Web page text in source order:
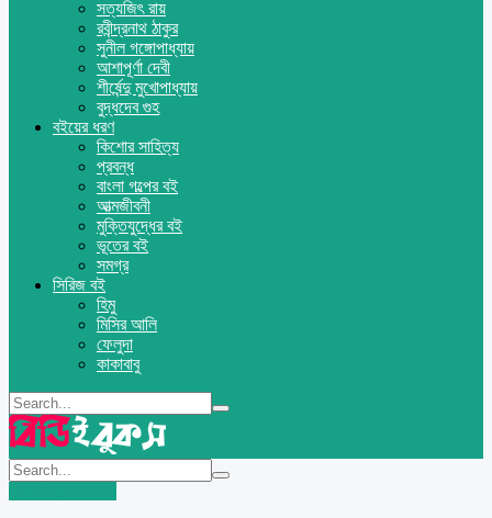
সত্যজিৎ রায়
রবীন্দ্রনাথ ঠাকুর
সুনীল গঙ্গোপাধ্যায়
আশাপূর্ণা দেবী
শীর্ষেন্দু মুখোপাধ্যায়
বুদ্ধদেব গুহ
বইয়ের ধরণ
কিশোর সাহিত্য
প্রবন্ধ
বাংলা গল্পের বই
আত্মজীবনী
মুক্তিযুদ্ধের বই
ভূতের বই
সমগ্র
সিরিজ বই
হিমু
মিসির আলি
ফেলুদা
কাকাবাবু